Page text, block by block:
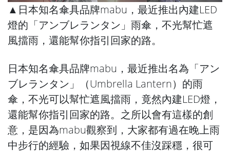
▲日本知名傘具品牌mabu，最近推出內建LED
燈的「アンブレランタン」雨傘，不光幫忙遮
風擋雨，還能幫你指引回家的路。
日本知名傘具品牌mabu，最近推出名為「アン
ブレランタン」（Umbrella Lantern）的雨
傘，不光可以幫忙遮風擋雨，竟然內建LED燈，
還能幫你指引回家的路。之所以會有這樣的創
意，是因為mabu觀察到，大家都有過在晚上雨
中步行的經驗，如果因視線不佳沒踩穩，很可